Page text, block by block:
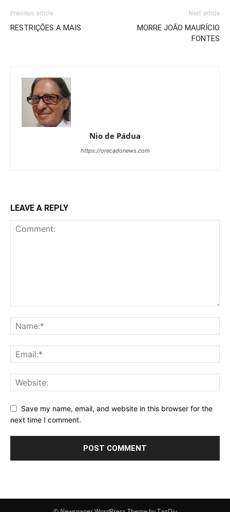
Previous article
RESTRIÇÕES A MAIS
Next article
MORRE JOÃO MAURÍCIO
FONTES
Nio de Pádua
https://orecadonews.com
LEAVE A REPLY
Save my name, email, and website in this browser for the
next time I comment.